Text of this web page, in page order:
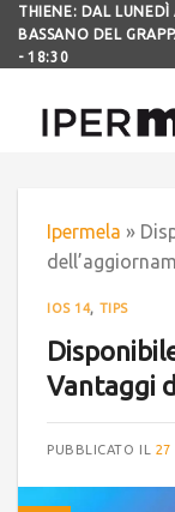
THIENE: DAL
BASSANO DEL
- 18:30
Ipermela »
IOS 14, TIPS
Vantaggi
PUBBLICATO IL 27